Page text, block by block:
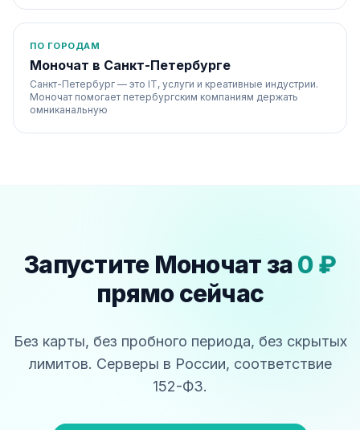
ПО ГОРОДАМ
Моночат в Санкт-Петербурге
Санкт-Петербург — это IT, услуги и креативные индустрии.
Моночат помогает петербургским компаниям держать
омниканальную
Запустите Моночат за0 ₽
прямо сейчас
Без карты, без пробного периода, без скрытых
лимитов. Серверы в России, соответствие
152-ФЗ.